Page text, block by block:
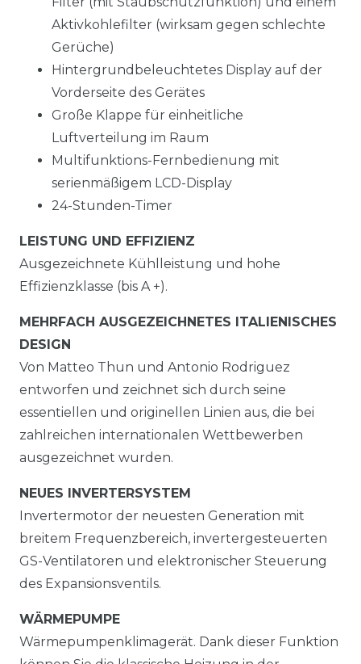
Aktivkohlefilter (wirksam gegen schlechte
Gerüche)
Hintergrundbeleuchtetes Display auf der
Vorderseite des Gerätes
Große Klappe für einheitliche
Luftverteilung im Raum
Multifunktions-Fernbedienung mit
serienmäßigem LCD-Display
24-Stunden-Timer
LEISTUNG UND EFFIZIENZ
Ausgezeichnete Kühlleistung und hohe
Effizienzklasse (bis A +).
MEHRFACH AUSGEZEICHNETES ITALIENISCHES
DESIGN
Von Matteo Thun und Antonio Rodriguez
entworfen und zeichnet sich durch seine
essentiellen und originellen Linien aus, die bei
zahlreichen internationalen Wettbewerben
ausgezeichnet wurden.
NEUES INVERTERSYSTEM
Invertermotor der neuesten Generation mit
breitem Frequenzbereich, invertergesteuerten
GS-Ventilatoren und elektronischer Steuerung
des Expansionsventils.
WÄRMEPUMPE
Wärmepumpenklimagerät. Dank dieser Funktion